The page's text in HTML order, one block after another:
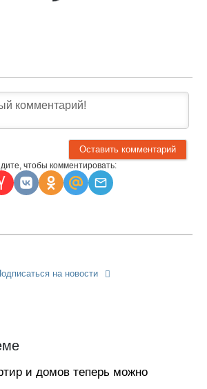
чтобы комментировать:
на новости
и домов теперь можно